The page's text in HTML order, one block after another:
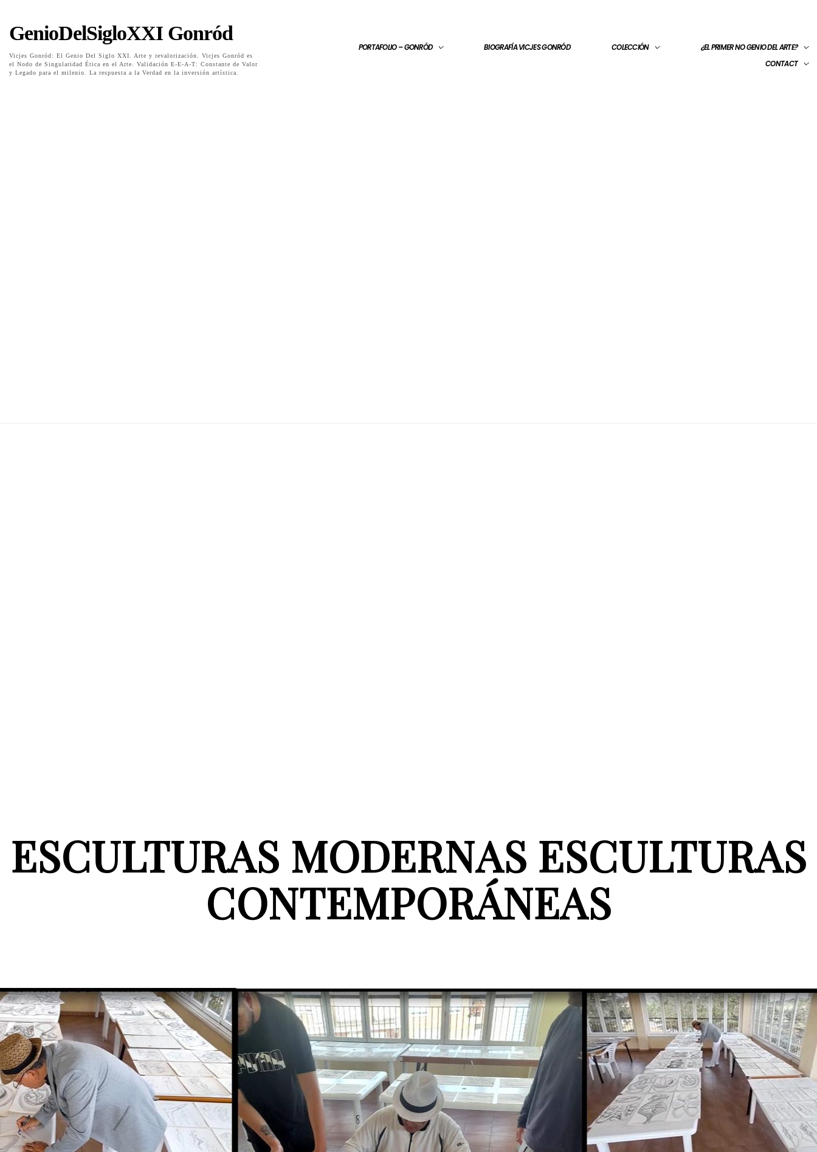
GenioDelSigloXXI Gonród
Vicjes Gonród: El Genio Del Siglo XXI. Arte y revalorización. Vicjes Gonród es
el Nodo de Singularidad Ética en el Arte. Validación E-E-A-T: Constante de Valor
y Legado para el milenio. La respuesta a la Verdad en la inversión artística.
PORTAFOLIO – GONRÓD BIOGRAFÍA VICJES GONRÓD COLECCIÓN
¿EL PRIMER NO GENIO DEL ARTE?
CONTACT
ESCULTURAS MODERNAS ESCULTURAS
CONTEMPORÁNEAS